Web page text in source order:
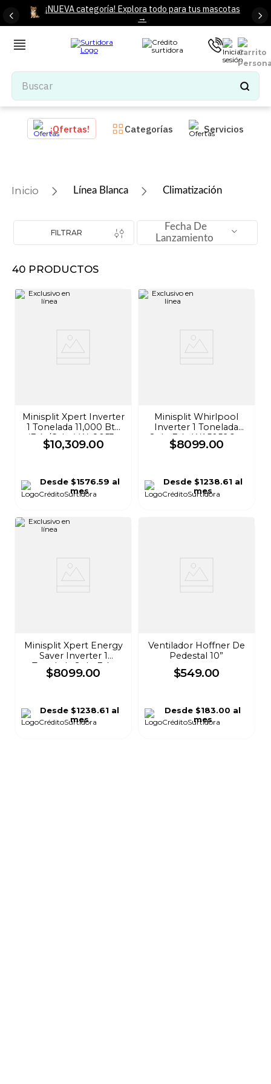
¡NUEVA categoría! Explora todo para tus mascotas
→
Buscar
TÉRMINOS MÁS BUSCADOS
tenis mujer
iphone
5.
tenis
refrigerador
¡Ofertas! Categorías Servicios
Línea Blanca Climatización
FILTRAR
Fecha De
Lanzamiento
40 PRODUCTOS
Minisplit Xpert Inverter
1 Tonelada 11,000 Btu
(Frío/Calor) Wa8053q
Blanco Wa8053q
$10,309.00
Desde$1576.59 al
mes
Minisplit Whirlpool
Inverter 1 Tonelada
Solo Frío WA5059Q ...
$8099.00
Desde$1238.61 al
mes
Minisplit Xpert Energy
Saver Inverter 1
Tonelada Solo Frío
Wa5053q Blanco
$8099.00
Desde $1238.61 al
mes
Ventilador Hoffner De
Pedestal 10”
$549.00
Desde $183.00 al
mes